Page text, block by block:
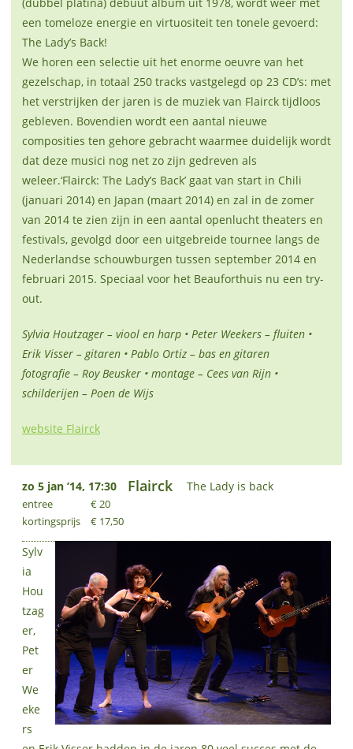
een tomeloze energie en virtuositeit ten tonele gevoerd:
The Lady’s Back!
We horen een selectie uit het enorme oeuvre van het
gezelschap, in totaal 250 tracks vastgelegd op 23 CD’s: met
het verstrijken der jaren is de muziek van Flairck tijdloos
gebleven. Bovendien wordt een aantal nieuwe
composities ten gehore gebracht waarmee duidelijk wordt
dat deze musici nog net zo zijn gedreven als
weleer.‘Flairck: The Lady’s Back’ gaat van start in Chili
(januari 2014) en Japan (maart 2014) en zal in de zomer
van 2014 te zien zijn in een aantal openlucht theaters en
festivals, gevolgd door een uitgebreide tournee langs de
Nederlandse schouwburgen tussen september 2014 en
februari 2015. Speciaal voor het Beauforthuis nu een try-
out.
Sylvia Houtzager – viool en harp • Peter Weekers – fluiten •
Erik Visser – gitaren • Pablo Ortiz – bas en gitaren
fotografie – Roy Beusker • montage – Cees van Rijn •
schilderijen – Poen de Wijs
website Flairck
zo 5 jan ’14, 17:30 Flairck The Lady is back
entree
kortingsprijs
€ 20
€ 17,50
Sylv
ia
Hou
tzag
er,
Pet
er
We
eke
rs